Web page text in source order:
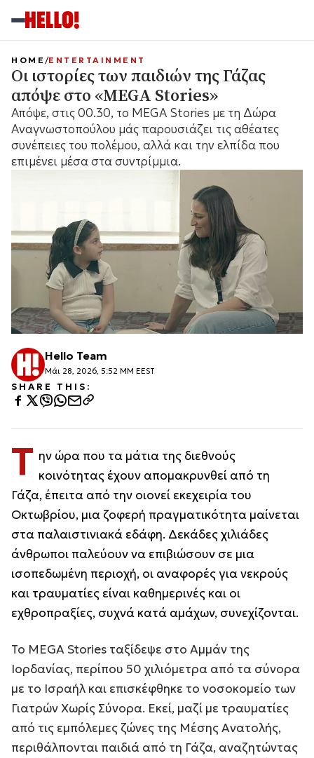
HOME ENTERTAINMENT
Οι ιστορίες των παιδιών της Γάζας
απόψε στο «MEGA Stories»
Απόψε, στις 00.30, το MEGA Stories με τη Δώρα
Αναγνωστοπούλου μάς παρουσιάζει τις αθέατες
συνέπειες του πολέμου, αλλά και την ελπίδα που
επιμένει μέσα στα συντρίμμια.
Hello Team
Μάι 28, 2026, 5:52 ΜΜ EEST
SHARE THIS:
Τ ην ώρα που τα μάτια της διεθνούς
κοινότητας έχουν απομακρυνθεί από τη
Γάζα, έπειτα από την οιονεί εκεχειρία του
Οκτωβρίου, μια ζοφερή πραγματικότητα μαίνεται
στα παλαιστινιακά εδάφη. Δεκάδες χιλιάδες
άνθρωποι παλεύουν να επιβιώσουν σε μια
ισοπεδωμένη περιοχή, οι αναφορές για νεκρούς
και τραυματίες είναι καθημερινές και οι
εχθροπραξίες, συχνά κατά αμάχων, συνεχίζονται.
Το MEGA Stories ταξίδεψε στο Αμμάν της
Ιορδανίας, περίπου 50 χιλιόμετρα από τα σύνορα
με το Ισραήλ και επισκέφθηκε το νοσοκομείο των
Γιατρών Χωρίς Σύνορα. Εκεί, μαζί με τραυματίες
από τις εμπόλεμες ζώνες της Μέσης Ανατολής,
περιθάλπονται παιδιά από τη Γάζα, αναζητώντας